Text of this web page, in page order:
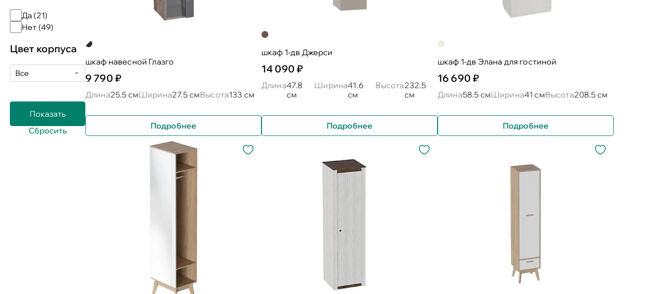
Да (21)
Нет (49)
Цвет корпуса
Все
шкаф навесной Глазго
9 790 ₽
Длина25.5 смШирина27.5 смВысота133 см
Подробнее
шкаф 1-дв Джерси
14 090 ₽
Длина47.8
см
Ширина41.6
см
Высота232.5
см
Подробнее
шкаф 1-дв Элана для гостиной
16 690 ₽
Длина58.5 смШирина41 смВысота208.5 см
Подробнее